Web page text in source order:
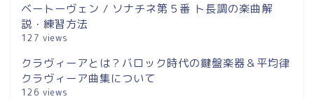
ベートーヴェン / ソナチネ第５番 ト長調の楽曲解
説・練習方法
127 views
クラヴィーアとは？バロック時代の鍵盤楽器＆平均律
クラヴィーア曲集について
126 views